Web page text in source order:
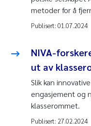
metoder for å
Publisert: 01.07.2024
NIVA-
ut av
Slik kan
engasjement og
klasserommet.
Publisert: 27.02.2024